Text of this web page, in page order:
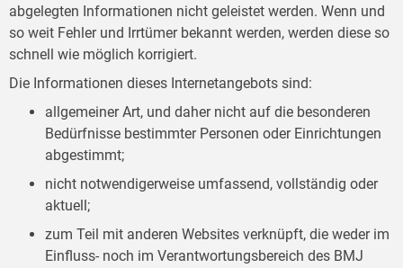
abgelegten Informationen nicht geleistet werden. Wenn und
so weit Fehler und Irrtümer bekannt werden, werden diese so
schnell wie möglich korrigiert.
Die Informationen dieses Internetangebots sind:
allgemeiner Art, und daher nicht auf die besonderen
Bedürfnisse bestimmter Personen oder Einrichtungen
abgestimmt;
nicht notwendigerweise umfassend, vollständig oder
aktuell;
zum Teil mit anderen Websites verknüpft, die weder im
Einfluss- noch im Verantwortungsbereich des BMJ